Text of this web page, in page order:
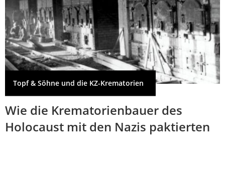
Topf & Söhne und die KZ-Krematorien
Wie die Krematorienbauer des
Holocaust mit den Nazis paktierten